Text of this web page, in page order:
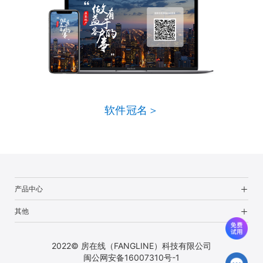
软件冠名＞
产品中心
其他
2022© 房在线（FANGLINE）科技有限公司
闽公网安备16007310号-1